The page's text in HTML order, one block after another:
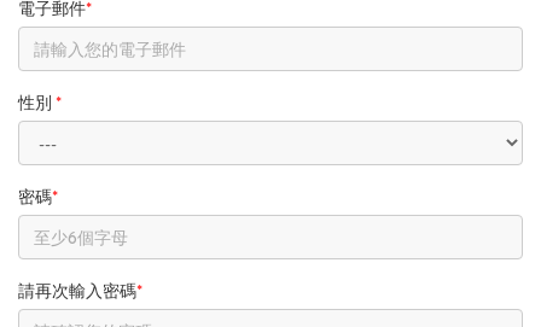
電子郵件*
性別 *
密碼*
請再次輸入密碼*